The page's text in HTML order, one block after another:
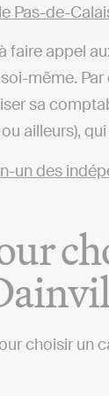
Pas-de-
faire appel
même.
sa
ailleurs),
choisir un